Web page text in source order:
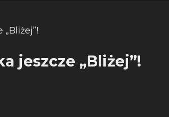
jeszcze „Bliżej”!